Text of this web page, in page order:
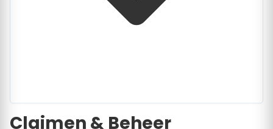
Claimen & Beheer